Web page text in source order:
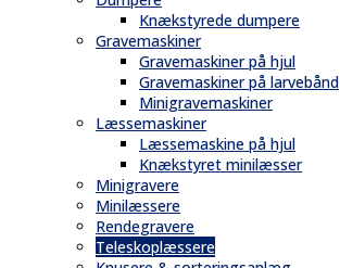
Knækstyrede dumpere
Gravemaskiner
Gravemaskiner på hjul
Gravemaskiner på larvebånd
Minigravemaskiner
Læssemaskiner
Læssemaskine på hjul
Knækstyret minilæsser
Minigravere
Minilæssere
Rendegravere
Teleskoplæssere